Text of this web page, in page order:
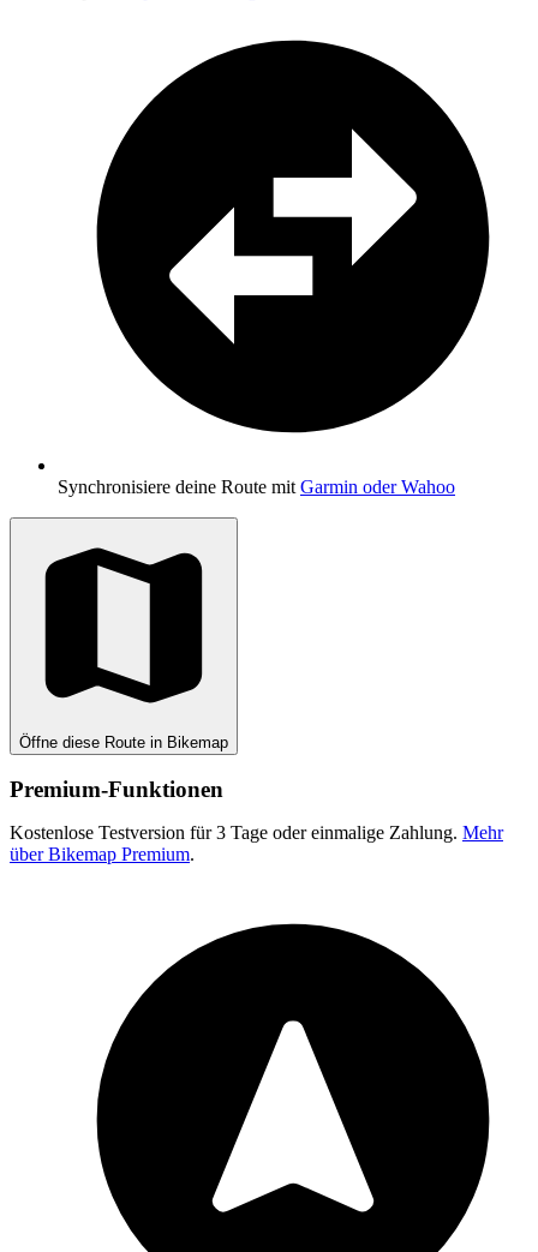
Synchronisiere deine Route mit Garmin oder Wahoo
Öffne diese Route in Bikemap
Premium-Funktionen
Kostenlose Testversion für 3 Tage oder einmalige Zahlung. Mehr
über Bikemap Premium.